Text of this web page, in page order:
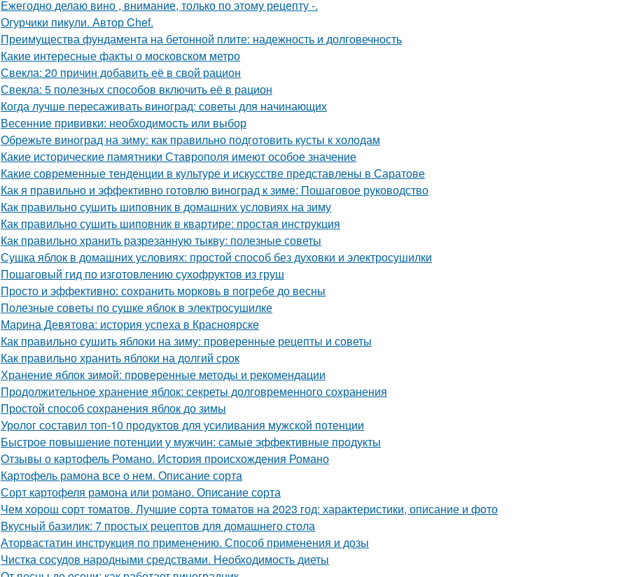
Ежегодно делаю вино , внимание, только по этому рецепту -.
Огурчики пикули. Автор Chef.
Преимущества фундамента на бетонной плите: надежность и долговечность
Какие интересные факты о московском метро
Свекла: 20 причин добавить её в свой рацион
Свекла: 5 полезных способов включить её в рацион
Когда лучше пересаживать виноград: советы для начинающих
Весенние прививки: необходимость или выбор
Обрежьте виноград на зиму: как правильно подготовить кусты к холодам
Какие исторические памятники Ставрополя имеют особое значение
Какие современные тенденции в культуре и искусстве представлены в Саратове
Как я правильно и эффективно готовлю виноград к зиме: Пошаговое руководство
Как правильно сушить шиповник в домашних условиях на зиму
Как правильно сушить шиповник в квартире: простая инструкция
Как правильно хранить разрезанную тыкву: полезные советы
Сушка яблок в домашних условиях: простой способ без духовки и электросушилки
Пошаговый гид по изготовлению сухофруктов из груш
Просто и эффективно: сохранить морковь в погребе до весны
Полезные советы по сушке яблок в электросушилке
Марина Девятова: история успеха в Красноярске
Как правильно сушить яблоки на зиму: проверенные рецепты и советы
Как правильно хранить яблоки на долгий срок
Хранение яблок зимой: проверенные методы и рекомендации
Продолжительное хранение яблок: секреты долговременного сохранения
Простой способ сохранения яблок до зимы
Уролог составил топ-10 продуктов для усиливания мужской потенции
Быстрое повышение потенции у мужчин: самые эффективные продукты
Отзывы о картофель Романо. История происхождения Романо
Картофель рамона все о нем. Описание сорта
Сорт картофеля рамона или романо. Описание сорта
Чем хорош сорт томатов. Лучшие сорта томатов на 2023 год: характеристики, описание и фото
Вкусный базилик: 7 простых рецептов для домашнего стола
Аторвастатин инструкция по применению. Способ применения и дозы
Чистка сосудов народными средствами. Необходимость диеты